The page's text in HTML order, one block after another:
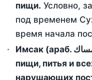
пищи. Условно,
под временем
время начала
Имсак (араб. إمساك) - воздержание от приема
пищи, питья и
нарушающих